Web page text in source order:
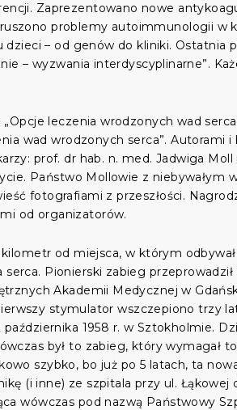
Zaprezentowano nowe
problemy autoimmunologii w
– od genów do kliniki. Ostatnia
– wyzwania interdyscyplinarne”.
leczenia wrodzonych wad
wad wrodzonych serca”. Autorami
prof. dr hab. n. med. Jadwiga
Państwo Mollowie z niebywałym
fotografiami z przeszłości.
od organizatorów.
od miejsca, w którym
Pionierski zabieg przeprowadził
Akademii Medycznej w
stymulator wszczepiono trzy
1958 r. w Sztokholmie.
był to zabieg, który wymagał
szybko, bo już po 5 latach, ta
(i inne) ze szpitala przy ul.
wówczas pod nazwą Państwowy